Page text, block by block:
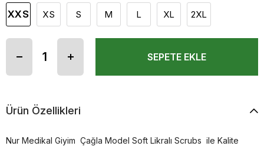
XXS XS S M L XL 2XL
Ürün Özellikleri
Nur Medikal Giyim Çağla Model Soft Likralı Scrubs ile Kalite